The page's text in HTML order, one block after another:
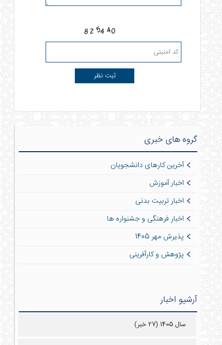
گروه های خبری
آخرین کارهای دانشجویان
اخبار آموزش
اخبار تربیت بدنی
اخبار فرهنگی و جشنواره ها
پذیرش مهر 1405
پژوهش و کارآفرینی
آرشیو اخبار
سال 1405 (27 خبر)